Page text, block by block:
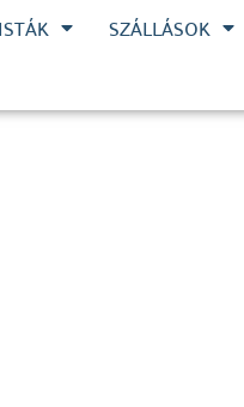
SZÁLLÁSOK